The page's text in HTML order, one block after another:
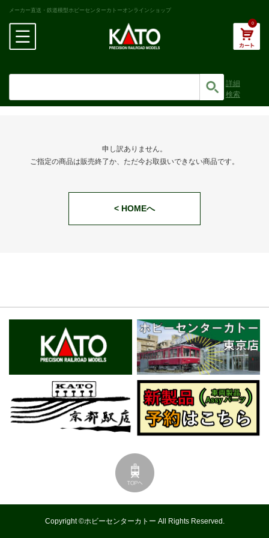
メーカー直送・鉄道模型ホビーセンターカトーオンラインショップ
0
詳細
検索
申し訳ありません。
ご指定の商品は販売終了か、ただ今お取扱いできない商品です。
< HOMEへ
Copyright ©ホビーセンターカトー All Rights Reserved.